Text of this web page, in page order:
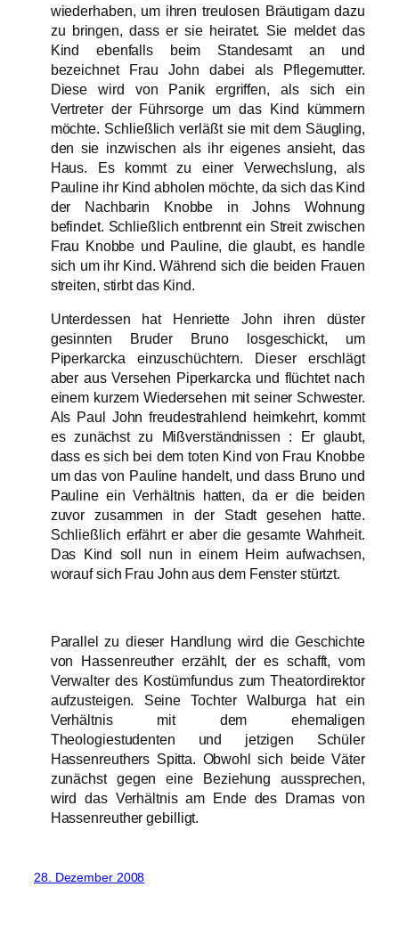
wiederhaben, um ihren treulosen Bräutigam dazu
zu bringen, dass er sie heiratet. Sie meldet das
Kind ebenfalls beim Standesamt an und
bezeichnet Frau John dabei als Pflegemutter.
Diese wird von Panik ergriffen, als sich ein
Vertreter der Führsorge um das Kind kümmern
möchte. Schließlich verläßt sie mit dem Säugling,
den sie inzwischen als ihr eigenes ansieht, das
Haus. Es kommt zu einer Verwechslung, als
Pauline ihr Kind abholen möchte, da sich das Kind
der Nachbarin Knobbe in Johns Wohnung
befindet. Schließlich entbrennt ein Streit zwischen
Frau Knobbe und Pauline, die glaubt, es handle
sich um ihr Kind. Während sich die beiden Frauen
streiten, stirbt das Kind.
Unterdessen hat Henriette John ihren düster
gesinnten Bruder Bruno losgeschickt, um
Piperkarcka einzuschüchtern. Dieser erschlägt
aber aus Versehen Piperkarcka und flüchtet nach
einem kurzem Wiedersehen mit seiner Schwester.
Als Paul John freudestrahlend heimkehrt, kommt
es zunächst zu Mißverständnissen : Er glaubt,
dass es sich bei dem toten Kind von Frau Knobbe
um das von Pauline handelt, und dass Bruno und
Pauline ein Verhältnis hatten, da er die beiden
zuvor zusammen in der Stadt gesehen hatte.
Schließlich erfährt er aber die gesamte Wahrheit.
Das Kind soll nun in einem Heim aufwachsen,
worauf sich Frau John aus dem Fenster stürtzt.
Parallel zu dieser Handlung wird die Geschichte
von Hassenreuther erzählt, der es schafft, vom
Verwalter des Kostümfundus zum Theatordirektor
aufzusteigen. Seine Tochter Walburga hat ein
Verhältnis mit dem ehemaligen
Theologiestudenten und jetzigen Schüler
Hassenreuthers Spitta. Obwohl sich beide Väter
zunächst gegen eine Beziehung aussprechen,
wird das Verhältnis am Ende des Dramas von
Hassenreuther gebilligt.
28. Dezember 2008